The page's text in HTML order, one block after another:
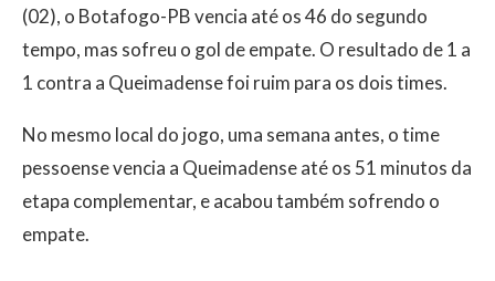
(02), o Botafogo-PB vencia até os 46 do segundo
tempo, mas sofreu o gol de empate. O resultado de 1 a
1 contra a Queimadense foi ruim para os dois times.
No mesmo local do jogo, uma semana antes, o time
pessoense vencia a Queimadense até os 51 minutos da
etapa complementar, e acabou também sofrendo o
empate.